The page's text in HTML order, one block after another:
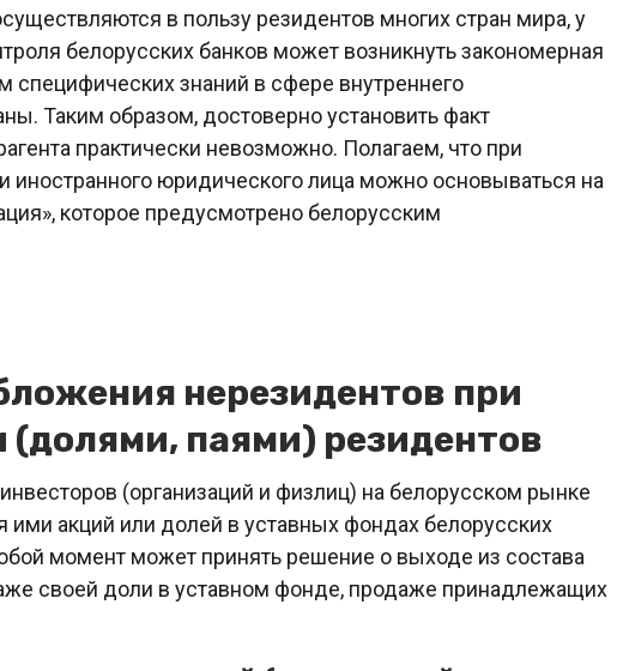
в пользу резидентов многих стран мира, у
белорусских банков может возникнуть закономерная
специфических знаний в сфере внутреннего
Таким образом, достоверно установить факт
практически невозможно. Полагаем, что при
иностранного юридического лица можно основываться на
которое предусмотрено белорусским
нерезидентов при
(долями, паями) резидентов
(организаций и физлиц) на белорусском рынке
ими акций или долей в уставных фондах белорусских
момент может принять решение о выходе из состава
своей доли в уставном фонде, продаже принадлежащих